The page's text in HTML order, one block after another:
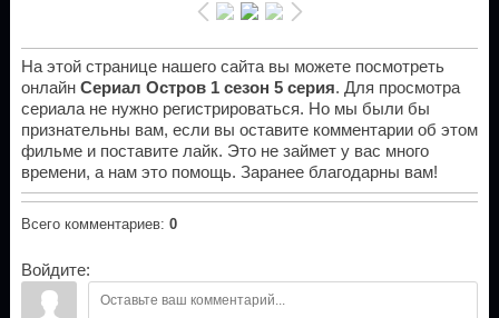
На этой странице нашего сайта вы можете посмотреть
онлайн Сериал Остров 1 сезон 5 серия. Для просмотра
сериала не нужно регистрироваться. Но мы были бы
признательны вам, если вы оставите комментарии об этом
фильме и поставите лайк. Это не займет у вас много
времени, а нам это помощь. Заранее благодарны вам!
Всего комментариев: 0
Войдите: